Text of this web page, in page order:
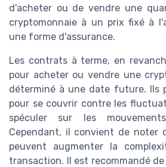
d'acheter ou de vendre une
cryptomonnaie à un prix fixé à
une forme d'assurance.
Les contrats à terme, en
pour acheter ou vendre une
déterminé à une date future. Ils
pour se couvrir contre les
spéculer sur les
Cependant, il convient de noter
peuvent augmenter la
transaction. Il est recommandé